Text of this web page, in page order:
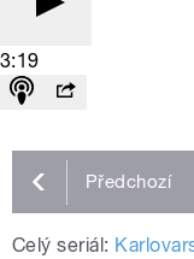
3:19
Předchozí
Celý seriál: